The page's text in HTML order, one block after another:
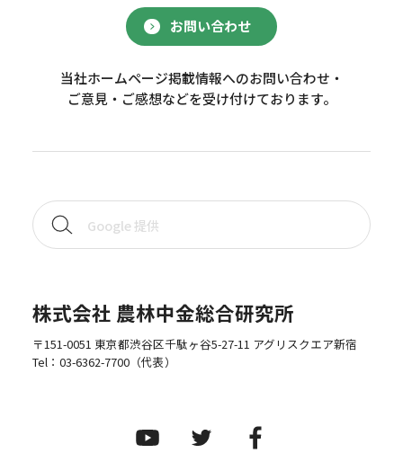
お問い合わせ
当社ホームページ掲載情報へのお問い合わせ・
ご意見・ご感想などを受け付けております。
株式会社 農林中金総合研究所
〒151-0051 東京都渋谷区千駄ヶ谷5-27-11 アグリスクエア新宿
Tel： 03-6362-7700（代表）